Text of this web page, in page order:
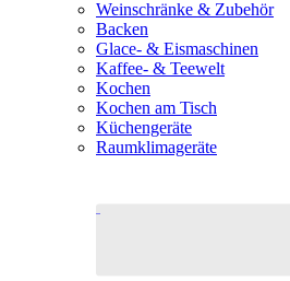
Weinschränke & Zubehör
Backen
Glace- & Eismaschinen
Kaffee- & Teewelt
Kochen
Kochen am Tisch
Küchengeräte
Raumklimageräte